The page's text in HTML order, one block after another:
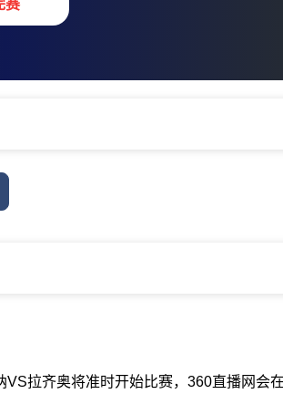
赛
拉齐奥将准时开始比赛，360直播网会